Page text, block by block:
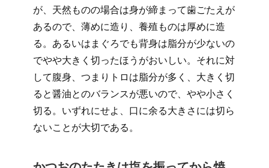
が、天然ものの場合は身が締まって歯ごたえが
あるので、薄めに造り、養殖ものは厚めに造
る。あるいはまぐろでも背身は脂分が少ないの
でやや大きく切ったほうがおいしい。それに対
して腹身、つまりトロは脂分が多く、大きく切
ると醤油とのバランスが悪いので、やや小さく
切る。いずれにせよ、口に余る大きさには切ら
ないことが大切である。